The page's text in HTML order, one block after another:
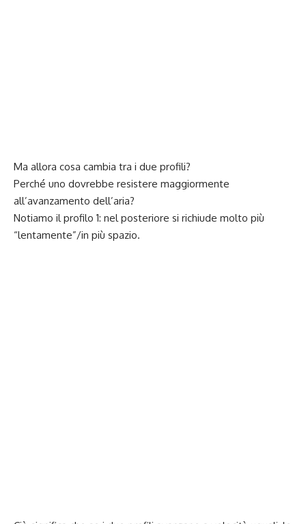
Ma allora cosa cambia tra i due profili?
Perché uno dovrebbe resistere maggiormente
all’avanzamento dell’aria?
Notiamo il profilo 1: nel posteriore si richiude molto più
“lentamente”/in più spazio.